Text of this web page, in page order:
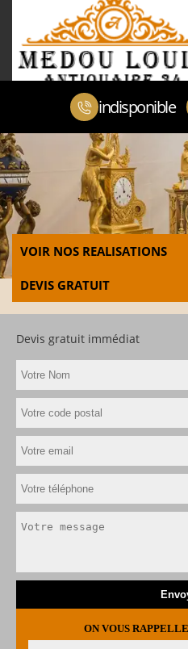
indisponible
VOIR NOS REALISATIONS
DEVIS GRATUIT
Devis gratuit immédiat
ON VOUS